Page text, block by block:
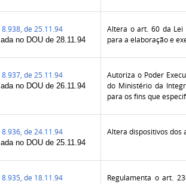
8.938, de 25.11.94
no DOU de 28.11.94
Altera o art. 60 da Lei
para a elaboração e
8.937, de 25.11.94
no DOU de 26.11.94
Autoriza o Poder
do Ministério da
para os fins que
8.936, de 24.11.94
no DOU de 25.11.94
Altera dispositivos dos
8.935, de 18.11.94
Regulamenta o art.